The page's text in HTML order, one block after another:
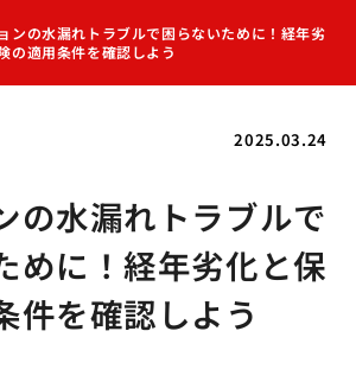
ンの水漏れトラブルで困らないために！経年劣
の適用条件を確認しよう
2025.03.24
の水漏れトラブルで
めに！経年劣化と保
件を確認しよう